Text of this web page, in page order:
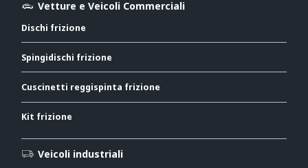
Vetture e Veicoli Commerciali
Dischi frizione
Spingidischi frizione
Cuscinetti reggispinta frizione
Kit frizione
Veicoli industriali